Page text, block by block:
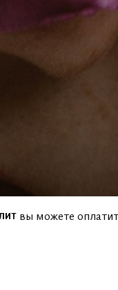
вы можете